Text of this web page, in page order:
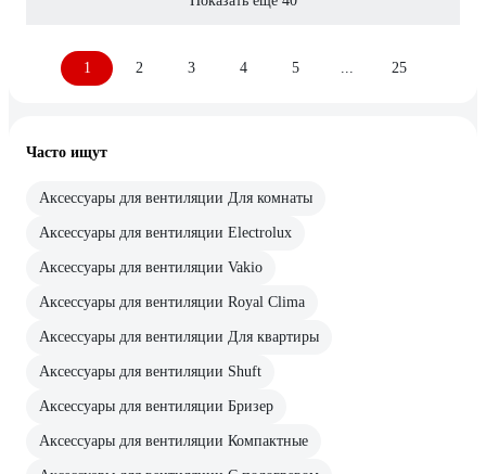
1 2 3 4 5 25
Часто ищут
Аксессуары для вентиляции Для комнаты
Аксессуары для вентиляции Electrolux
Аксессуары для вентиляции Vakio
Аксессуары для вентиляции Royal Clima
Аксессуары для вентиляции Для квартиры
Аксессуары для вентиляции Shuft
Аксессуары для вентиляции Бризер
Аксессуары для вентиляции Компактные